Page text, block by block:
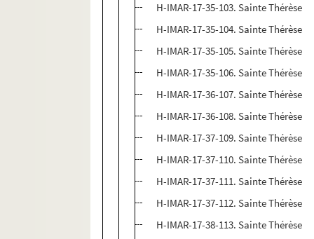
H-IMAR-17-35-103. Sainte Thérèse
H-IMAR-17-35-104. Sainte Thérèse
H-IMAR-17-35-105. Sainte Thérèse
H-IMAR-17-35-106. Sainte Thérèse
H-IMAR-17-36-107. Sainte Thérèse
H-IMAR-17-36-108. Sainte Thérèse
H-IMAR-17-37-109. Sainte Thérèse
H-IMAR-17-37-110. Sainte Thérèse
H-IMAR-17-37-111. Sainte Thérèse
H-IMAR-17-37-112. Sainte Thérèse
H-IMAR-17-38-113. Sainte Thérèse